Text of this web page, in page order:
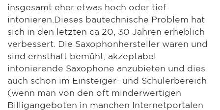
insgesamt eher etwas hoch oder tief
intonieren.Dieses bautechnische Problem hat
sich in den letzten ca 20, 30 Jahren erheblich
verbessert. Die Saxophonhersteller waren und
sind ernsthaft bemüht, akzeptabel
intonierende Saxophone anzubieten und dies
auch schon im Einsteiger- und Schülerbereich
(wenn man von den oft minderwertigen
Billigangeboten in manchen Internetportalen